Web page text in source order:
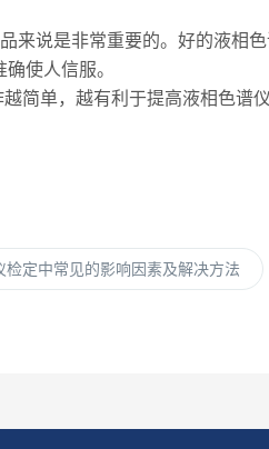
说是非常重要的。好的液相
使人信服。
单，越有利于提高液相色谱
检定中常见的影响因素及解决方法